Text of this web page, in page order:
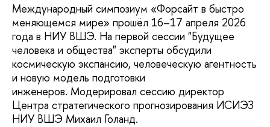
Международный симпозиум «Форсайт в быстро
меняющемся мире» прошёл 16–17 апреля 2026
года в НИУ ВШЭ. На первой сессии "Будущее
человека и общества" эксперты обсудили
космическую экспансию, человеческую агентность
и новую модель подготовки
инженеров. Модерировал сессию директор
Центра стратегического прогнозирования ИСИЭЗ
НИУ ВШЭ Михаил Голанд.